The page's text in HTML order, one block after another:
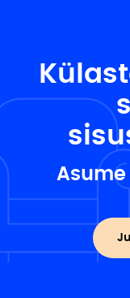
Asume